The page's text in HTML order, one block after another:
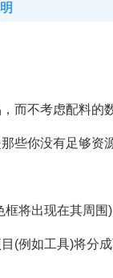
而不考虑配料的
些你没有足够资
框将出现在其周围
(例如工具)将分